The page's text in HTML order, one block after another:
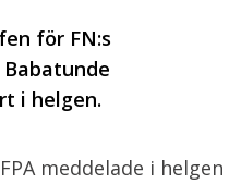
för FN:s
i helgen.
meddelade i helgen